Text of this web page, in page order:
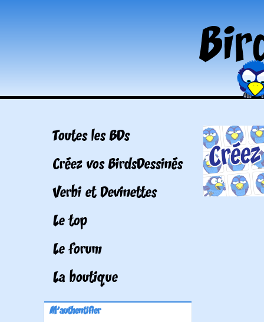
Toutes les BDs
Créez vos BirdsDessinés
Verbi et Devinettes
Le top
Le forum
La boutique
M'authentifier